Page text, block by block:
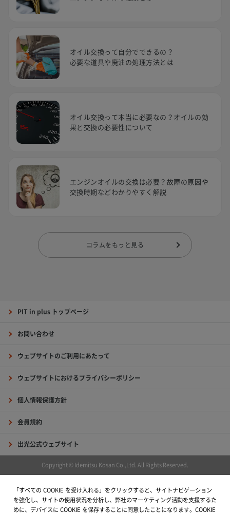
オイル交換って自分でできるの？
必要な道具や廃油の処理方法とは
オイル交換って本当に必要なの？オイルの効
果と交換の必要性について
エンジンオイルの交換は必要？故障の原因や
交換時期などわかりやすく解説
コラムをもっと見る
PIT in plus トップページ
お問い合わせ
ウェブサイトのご利用にあたって
ウェブサイトにおけるプライバシーポリシー
個人情報保護方針
会員規約
出光公式ウェブサイト
Copyright © Idemitsu Kosan Co.,Ltd. All Rights Reserved.
「すべての COOKIE を受け入れる」をクリックすると、サイトナビゲーション
を強化し、サイトの使用状況を分析し、弊社のマーケティング活動を支援するた
めに、デバイスに COOKIE を保存することに同意したことになります。COOKIE